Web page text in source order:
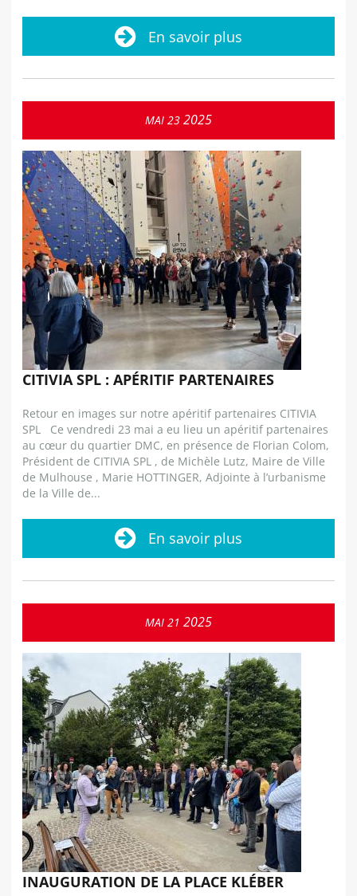
En savoir plus
MAI 23 2025
CITIVIA SPL : APÉRITIF PARTENAIRES
Retour en images sur notre apéritif partenaires CITIVIA
SPL Ce vendredi 23 mai a eu lieu un apéritif partenaires
au cœur du quartier DMC, en présence de Florian Colom,
Président de CITIVIA SPL , de Michèle Lutz, Maire de Ville
de Mulhouse , Marie HOTTINGER, Adjointe à l’urbanisme
de la Ville de...
En savoir plus
MAI 21 2025
INAUGURATION DE LA PLACE KLÉBER